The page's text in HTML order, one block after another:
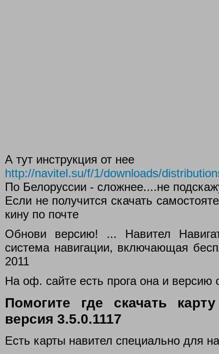
А тут инструкция от нее
http://navitel.su/f/1/downloads/
По Белоруссии - сложнее....не
Если не получится скачать
кину по почте
Обнови версию! ... Навител
система навигации, включающая
2011
На оф. сайте есть прога она и версию
Помогите где скачать
версия 3.5.0.1117
Есть карты навител специально для